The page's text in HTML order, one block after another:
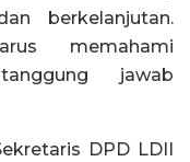
berkelanjutan.
memahami
jawab
DPD LDII